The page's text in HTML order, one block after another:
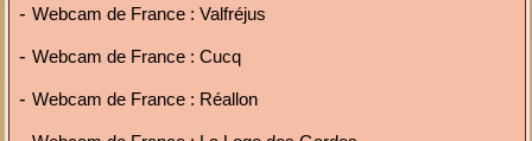
-Webcam de France : Valfréjus
-Webcam de France : Cucq
-Webcam de France : Réallon